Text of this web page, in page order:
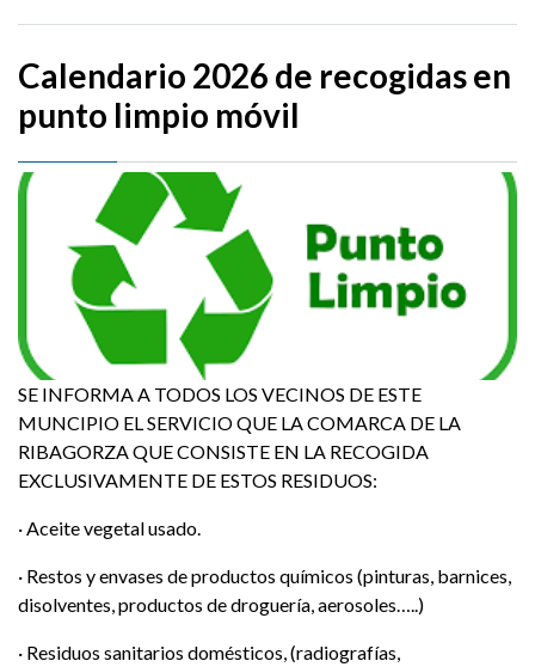
Calendario 2026 de recogidas en
punto limpio móvil
SE INFORMA A TODOS LOS VECINOS DE ESTE
MUNCIPIO EL SERVICIO QUE LA COMARCA DE LA
RIBAGORZA QUE CONSISTE EN LA RECOGIDA
EXCLUSIVAMENTE DE ESTOS RESIDUOS:
· Aceite vegetal usado.
· Restos y envases de productos químicos (pinturas, barnices,
disolventes, productos de droguería, aerosoles…..)
· Residuos sanitarios domésticos, (radiografías,